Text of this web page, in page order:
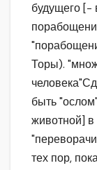
будущего
Торы).
быть
животной] в
тех пор,